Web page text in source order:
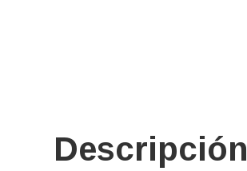
Descripción